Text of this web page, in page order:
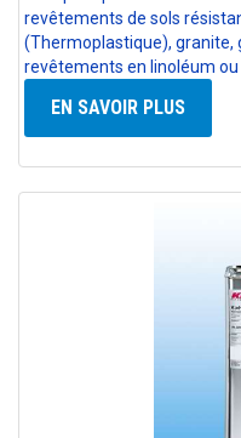
revêtements de sols
(Thermoplastique), granite,
revêtements en linoléum ou
EN SAVOIR PLUS